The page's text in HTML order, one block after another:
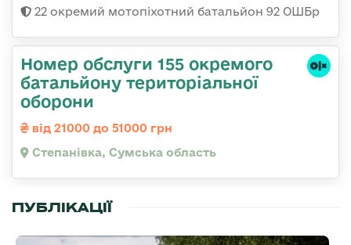
22 окремий мотопіхотний батальйон 92 ОШБр
Номер обслуги 155 окремого
батальйону територіальної
оборони
від 21000 до 51000 грн
Степанівка, Сумська область
ПУБЛІКАЦІЇ